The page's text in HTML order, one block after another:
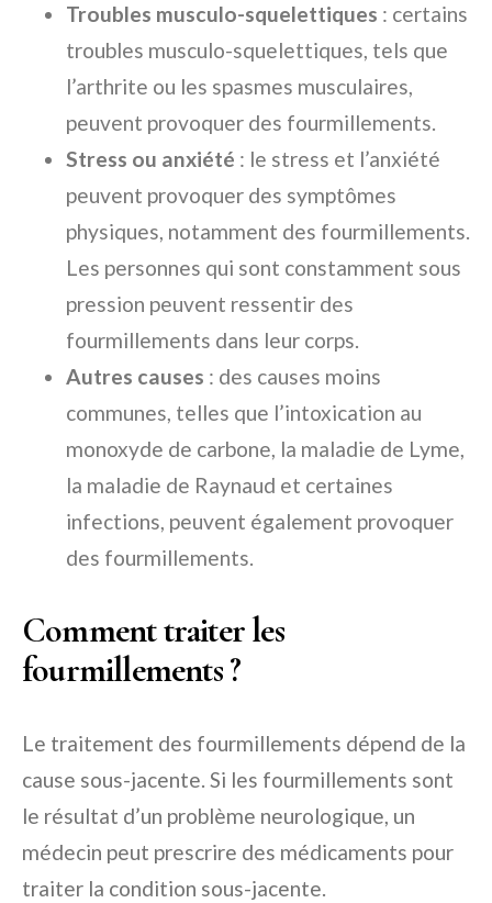
Troubles musculo-squelettiques : certains
troubles musculo-squelettiques, tels que
l’arthrite ou les spasmes musculaires,
peuvent provoquer des fourmillements.
Stress ou anxiété : le stress et l’anxiété
peuvent provoquer des symptômes
physiques, notamment des fourmillements.
Les personnes qui sont constamment sous
pression peuvent ressentir des
fourmillements dans leur corps.
Autres causes : des causes moins
communes, telles que l’intoxication au
monoxyde de carbone, la maladie de Lyme,
la maladie de Raynaud et certaines
infections, peuvent également provoquer
des fourmillements.
Comment traiter les
fourmillements ?
Le traitement des fourmillements dépend de la
cause sous-jacente. Si les fourmillements sont
le résultat d’un problème neurologique, un
médecin peut prescrire des médicaments pour
traiter la condition sous-jacente.